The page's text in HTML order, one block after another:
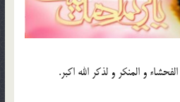
و المنكر و لذكر الله اكبر.